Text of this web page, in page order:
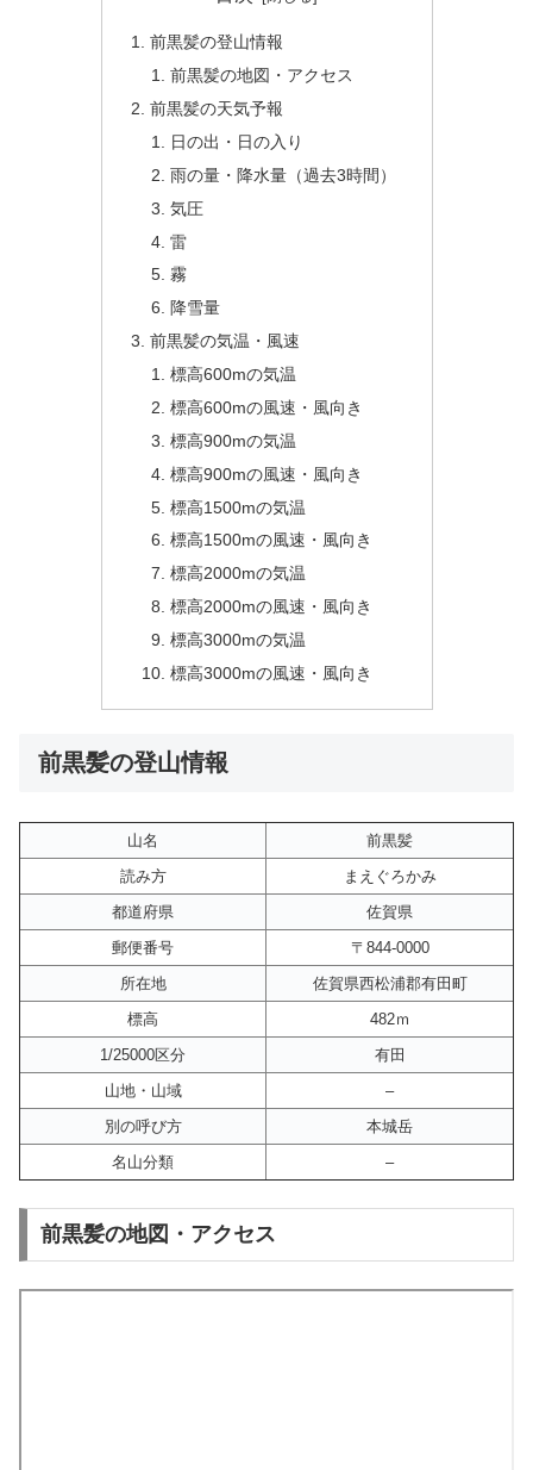
前黒髪の登山情報
前黒髪の地図・アクセス
前黒髪の天気予報
日の出・日の入り
雨の量・降水量（過去3時間）
気圧
雷
霧
降雪量
前黒髪の気温・風速
標高600mの気温
標高600mの風速・風向き
標高900mの気温
標高900mの風速・風向き
標高1500mの気温
標高1500mの風速・風向き
標高2000mの気温
標高2000mの風速・風向き
標高3000mの気温
標高3000mの風速・風向き
前黒髪の登山情報
山名
前黒髪
読み方
まえぐろかみ
都道府県
佐賀県
郵便番号
〒844-0000
所在地
佐賀県西松浦郡有田町
標高
482ｍ
1/25000区分
有田
山地・山域
–
別の呼び方
本城岳
名山分類
–
前黒髪の地図・アクセス